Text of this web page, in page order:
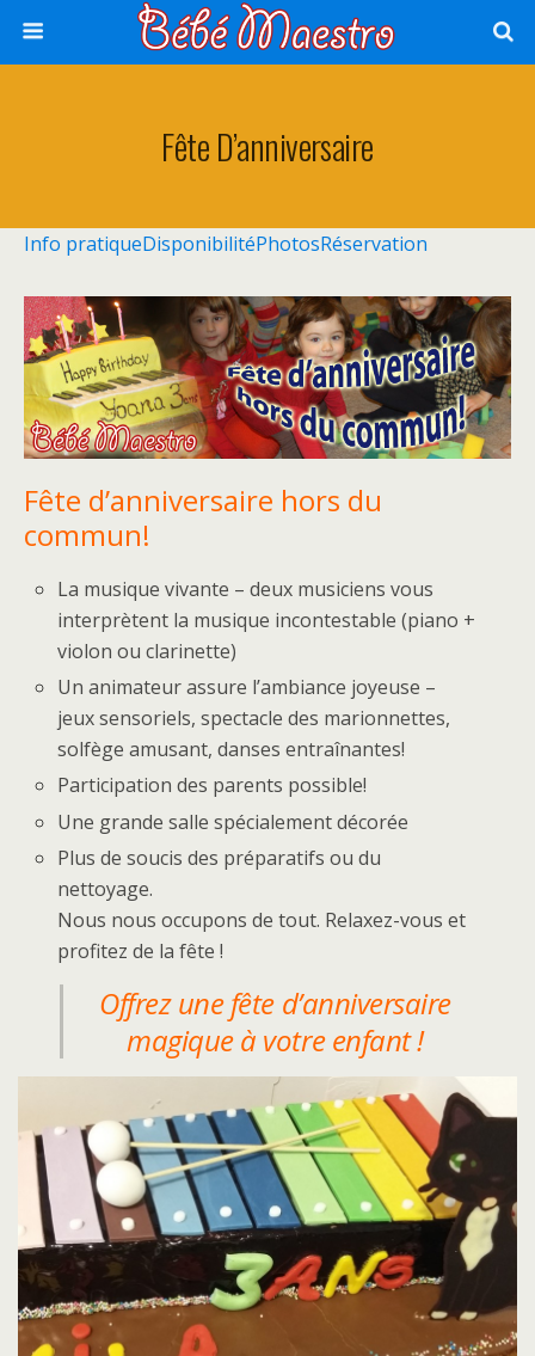
Fête D’anniversaire
Info pratiqueDisponibilitéPhotosRéservation
Fête d’anniversaire hors du
commun!
La musique vivante – deux musiciens vous
interprètent la musique incontestable (piano +
violon ou clarinette)
Un animateur assure l’ambiance joyeuse –
jeux sensoriels, spectacle des marionnettes,
solfège amusant, danses entraînantes!
Participation des parents possible!
Une grande salle spécialement décorée
Plus de soucis des préparatifs ou du
nettoyage.
Nous nous occupons de tout. Relaxez-vous et
profitez de la fête !
Offrez une fête d’anniversaire
magique à votre enfant !